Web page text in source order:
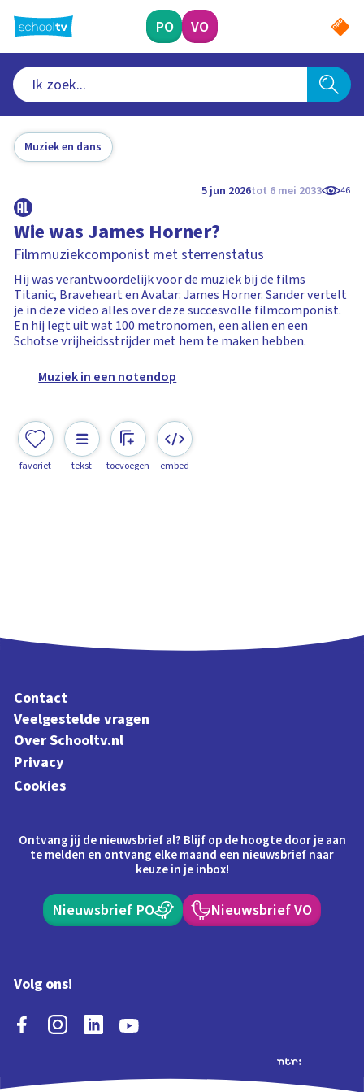
naar
hoofdinhoud
PO VO
Muziek en dans
5 jun 2026tot 6 mei 2033 46
Wie was James Horner?
Filmmuziekcomponist met sterrenstatus
Hij was verantwoordelijk voor de muziek bij de films
Titanic, Braveheart en Avatar: James Horner. Sander vertelt
je in deze video alles over deze succesvolle filmcomponist.
En hij legt uit wat 100 metronomen, een alien en een
Schotse vrijheidsstrijder met hem te maken hebben.
Muziek in een notendop
favoriet tekst toevoegen embed
Contact
Veelgestelde vragen
Over Schooltv.nl
Privacy
Cookies
Ontvang jij de nieuwsbrief al? Blijf op de hoogte door je aan
te melden en ontvang elke maand een nieuwsbrief naar
keuze in je inbox!
Nieuwsbrief PO Nieuwsbrief VO
Volg ons!